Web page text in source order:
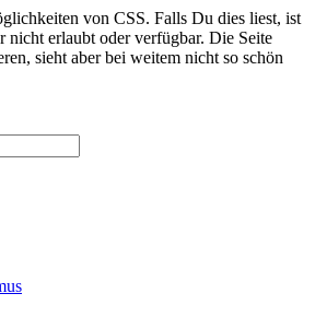
von CSS. Falls Du dies liest, ist
nicht erlaubt oder verfügbar. Die Seite
sieht aber bei weitem nicht so schön